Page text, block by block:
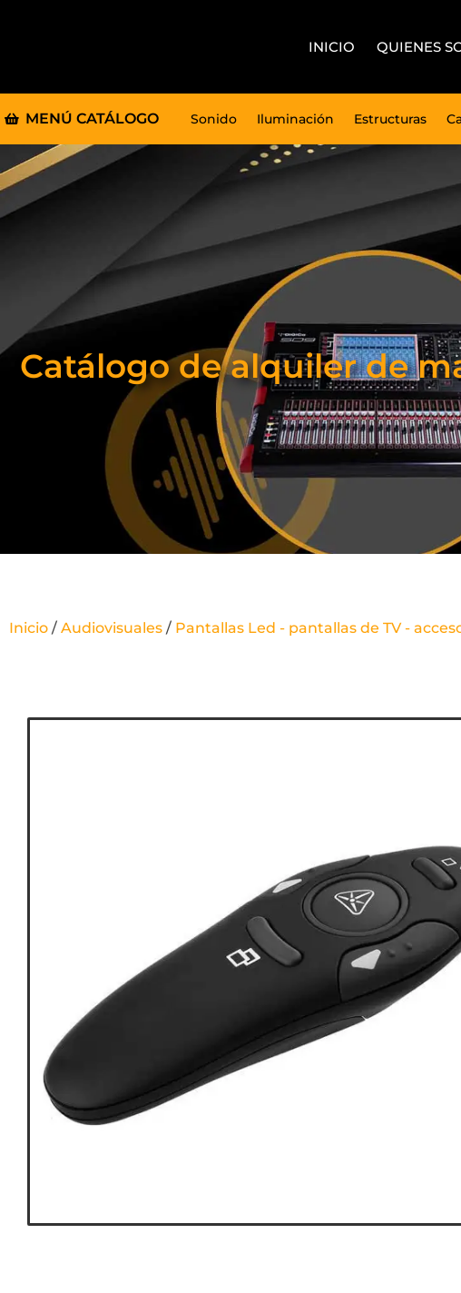
INICIO QUIENES
MENÚ CATÁLOGO Sonido Iluminación Estructuras
Catálogo de alquiler de
Inicio / Audiovisuales / Pantallas Led - pantallas de TV -